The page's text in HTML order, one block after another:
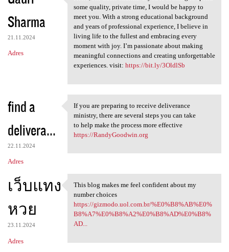
Sharma
21.11.2024
Adres
Hello, I'm Gauri Sharma. If
some quality, private time, I would be happy to
meet you. With a strong educational background
and years of professional experience, I believe in
living life to the fullest and embracing every
moment with joy. I’m passionate about making
meaningful connections and creating unforgettable
experiences. visit: https://bit.ly/3OldlSb
find a
delivera...
22.11.2024
Adres
If you are preparing to
If you are preparing to receive deliverance
ministry, there are several steps you can take
to help make the process more effective
https://RandyGoodwin.org
เว็บแทง
หวย
23.11.2024
Adres
This blog makes me feel
This blog makes me feel confident about my
number choices
https://gizmodo.uol.com.br/%E0%B8%AB%E0%
B8%A7%E0%B8%A2%E0%B8%AD%E0%B8%
AD...